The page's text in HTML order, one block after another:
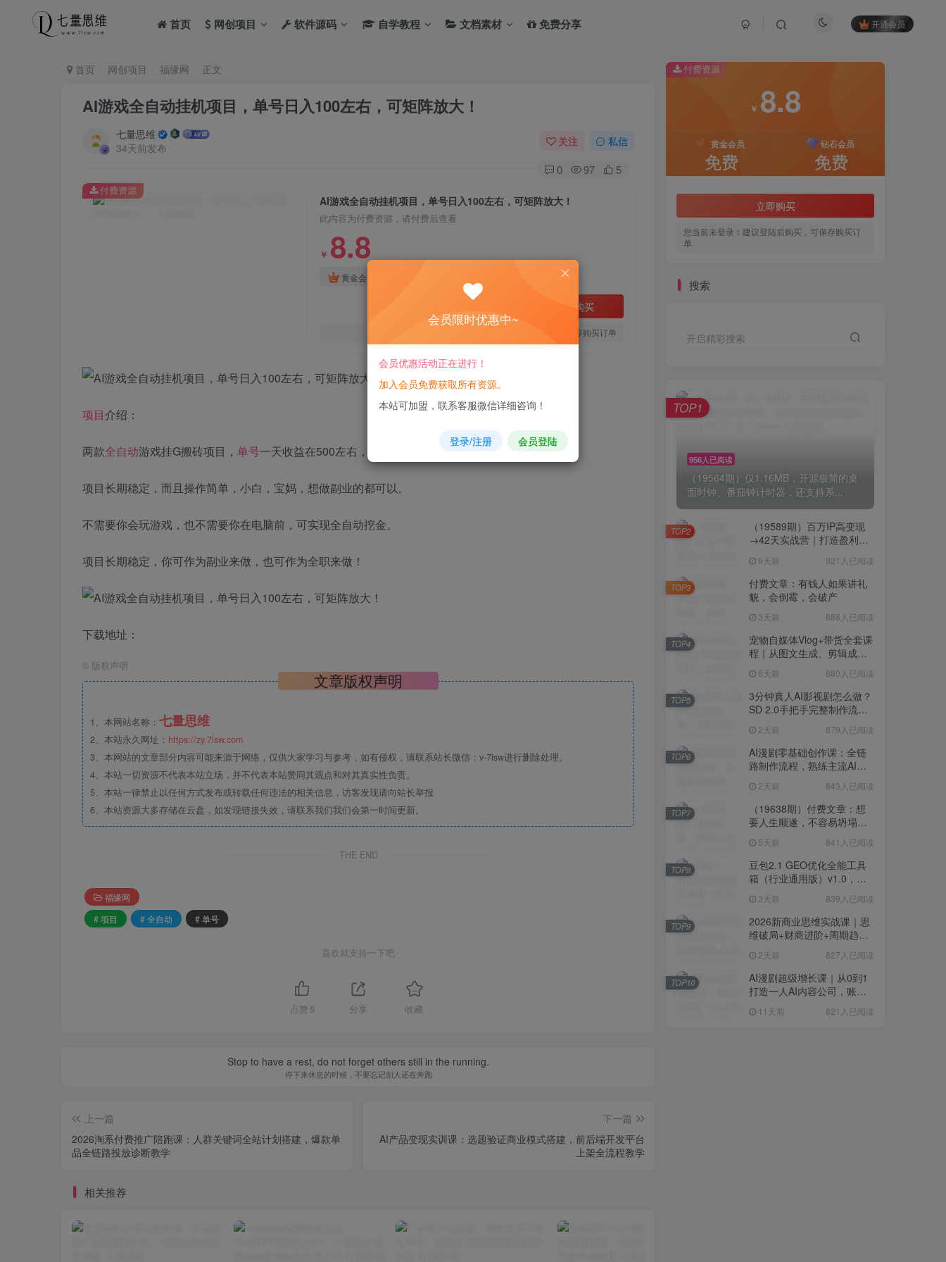
首页 网创项目 软件源码 自学教程 文档素材 免费分享 开通会员
首页 网创项目 福缘网 正文
AI游戏全自动挂机项目，单号日入100左右，可矩阵放大！
七量思维
34天前发布
关注 私信
0 97 5
AI游戏全自动挂机项目，单号日入100左右，可矩阵放大！
此内容为付费资源，请付费后查看
￥ 8.8
黄金会员
立即购买
您当前未登录！建议登陆后购买，可保存购买订单
付费资源
项目介绍：
两款全自动游戏挂G搬砖项目， 单号一天收益在500左右，可以矩阵放大。
项目长期稳定，而且操作简单，小白，宝妈，想做副业的都可以。
不需要你会玩游戏，也不需要你在电脑前，可实现全自动挖金。
项目长期稳定，你可作为副业来做，也可作为全职来做！
下载地址：
© 版权声明
文章版权声明
1、本网站名称： 七量思维
2、本站永久网址： https://zy.7lsw.com
3、本网站的文章部分内容可能来源于网络，仅供大家学习与参考，如有侵权，请联系站长微信：v-7lsw进行删除处理。
4、本站一切资源不代表本站立场，并不代表本站赞同其观点和对其真实性负责。
5、本站一律禁止以任何方式发布或转载任何违法的相关信息，访客发现请向站长举报
6、本站资源大多存储在云盘，如发现链接失效，请联系我们我们会第一时间更新。
THE END
福缘网
# 项目
# 全自动 # 单号
喜欢就支持一下吧
点赞 5 分享 收藏
Stop to have a rest, do not forget others still in the running.
停下来休息的时候，不要忘记别人还在奔跑
上一篇
2026淘系付费推广陪跑课：人群关键词全站计划搭建，爆款单
品全链路投放诊断教学
下一篇
AI产品变现实训课：选题验证商业模式搭建，前后端开发平台
上架全流程教学
相关推荐
付费资源
￥ 8.8
黄金会员
免费
钻石会员
免费
立即购买
您当前未登录！建议登陆后购买，可保存购买订
单
搜索
开启精彩搜索
956人已阅读
（19564期）仅1.16MB，开源极简的桌
面时钟、番茄钟计时器，还支持系...
TOP1
（19589期）百万IP高变现
→42天实战营｜打造盈利赚
域转化批量成交积累客户案
例
9天前 921人已阅读
TOP2
付费文章：有钱人如果讲礼
貌，会倒霉，会破产
3天前 888人已阅读
TOP3
宠物自媒体Vlog+带货全套课
程｜从图文生成、剪辑成片
6天前 880人已阅读
TOP4
3分钟真人AI影视剧怎么做？
SD 2.0手把手完整制作流程
无限生成
2天前 879人已阅读
TOP5
AI漫剧零基础创作课：全链
路制作流程，熟练主流AI工
2天前 843人已阅读
TOP6
（19638期）付费文章：想
要人生顺遂，不容易坍塌，
5天前 841人已阅读
TOP7
豆包2.1 GEO优化全能工具
箱（行业通用版）v1.0，会
景 3天前 839人已阅读
TOP8
2026新商业思维实战课｜思
维破局+财商进阶+周期趋势
度解析全体系
2天前 827人已阅读
TOP9
AI漫剧超级增长课｜从0到1
打造一人AI内容公司，账号
流程实战
11天前 821人已阅读
TOP10
会员限时优惠中~
会员优惠活动正在进行！
加入会员免费获取所有资源。
本站可加盟，联系客服微信详细咨询！
登录/注册 会员登陆